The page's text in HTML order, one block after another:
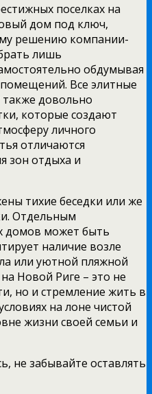
поселках на
дом под ключ,
решению компании-
лишь
обдумывая
Все элитные
довольно
которые создают
личного
отличаются
зон отдыха и
тихие беседки или же
Отдельным
домов может быть
наличие возле
или уютной пляжной
Новой Риге – это не
но и стремление жить в
на лоне чистой
жизни своей семьи и
не забывайте оставлять